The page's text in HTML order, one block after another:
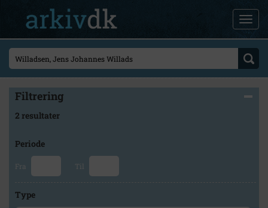
Filtrering
2 resultater
Periode
Fra Til
Type